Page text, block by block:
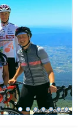
Am Mont Ventoux.
Auf geht&#039;s.
Herrliche Aussichten.
Am Col de la Croix de Fer.
Purer Fahrspaß.
Col de la Madeleine.